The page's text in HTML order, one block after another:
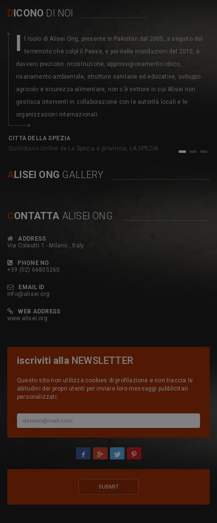
DICONO DI NOI
I
l ruolo di Alisei Ong, presente in Pakistan dal 2005, a seguito del
terremoto che colpì il Paese, e poi delle inondazioni del 2010, è
davvero prezioso: ricostruzione, approvvigionamento idrico,
risanamento ambientale, strutture sanitarie ed educative, sviluppo
agricolo e sicurezza alimentare, non c’è settore in cui Alisei non
gestisca interventi in collaborazione con le autorità locali e le
organizzazioni internazionali.
CITTA DELLA SPEZIA
Quotidiano Online de La Spezia e provincia, LA SPEZIA
1 2 3
ALISEI ONG GALLERY
CONTATTA ALISEI ONG
ADDRESS
Via Colautti 1 - Milano , Italy
PHONE NO
+39 (02) 66805260
EMAIL ID
info@alisei.org
WEB ADDRESS
www.alisei.org
iscriviti alla NEWSLETTER
Questo sito non utilizza cookies di profilazione e non traccia le
abitudini dei propri utenti per inviare loro messaggi pubblicitari
personalizzati.